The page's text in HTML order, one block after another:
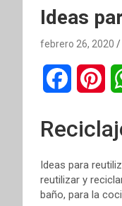
Ideas
febrero 26, 2020
c
e
b
n
t
e
Ideas para
reutilizar y
baño, para la